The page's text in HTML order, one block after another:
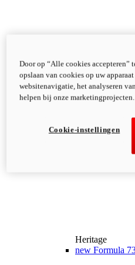
Heritage
new Formula
Door op “Alle cookies accepteren”
opslaan van cookies op uw
websitenavigatie, het analyseren
helpen bij onze marketingprojecten.
Cookie-instellingen